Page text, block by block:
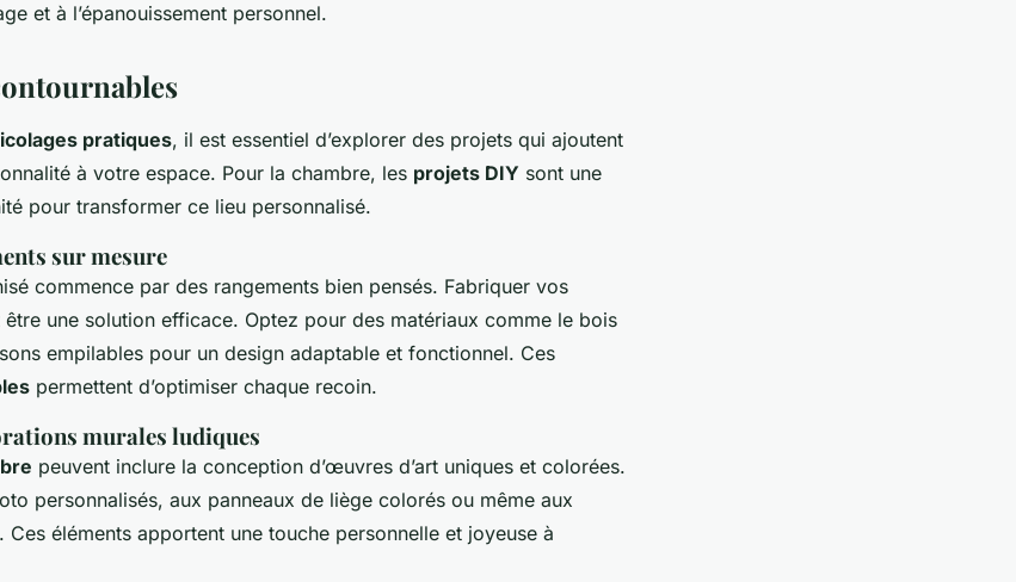
et à l’épanouissement personnel.
pratiques, il est essentiel d’explorer des projets qui ajoutent
à votre espace. Pour la chambre, les projets DIY sont une
pour transformer ce lieu personnalisé.
sur mesure
commence par des rangements bien pensés. Fabriquer vos
une solution efficace. Optez pour des matériaux comme le bois
empilables pour un design adaptable et fonctionnel. Ces
permettent d’optimiser chaque recoin.
murales ludiques
peuvent inclure la conception d’œuvres d’art uniques et colorées.
personnalisés, aux panneaux de liège colorés ou même aux
Ces éléments apportent une touche personnelle et joyeuse à